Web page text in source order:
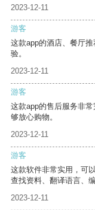
2023-12-11
游客
这款app的酒店、餐厅
验。
2023-12-11
游客
这款app的售后服务非
够放心购物。
2023-12-11
游客
这款软件非常实用，可
查找资料、翻译语言、
2023-12-11